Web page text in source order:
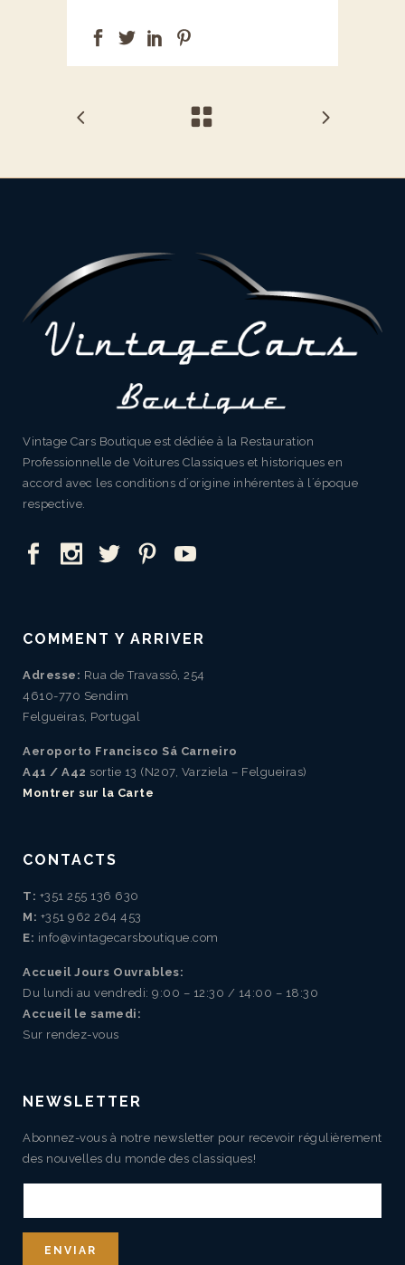
Vintage Cars Boutique est dédiée à la Restauration
Professionnelle de Voitures Classiques et historiques en
accord avec les conditions d´origine inhérentes à l´époque
respective.
COMMENT Y ARRIVER
Adresse: Rua de Travassô, 254
4610-770 Sendim
Felgueiras, Portugal
Aeroporto Francisco Sá Carneiro
A41 / A42 sortie 13 (N207, Varziela – Felgueiras)
Montrer sur la Carte
CONTACTS
T: +351 255 136 630
M: +351 962 264 453
E: info@vintagecarsboutique.com
Accueil Jours Ouvrables:
Du lundi au vendredi: 9:00 – 12:30 / 14:00 – 18:30
Accueil le samedi:
Sur rendez-vous
NEWSLETTER
Abonnez-vous à notre newsletter pour recevoir régulièrement
des nouvelles du monde des classiques!